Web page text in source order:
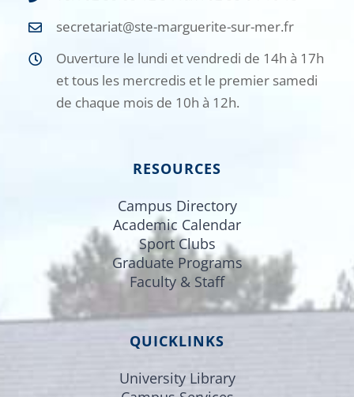
secretariat@ste-marguerite-sur-mer.fr
Ouverture le lundi et vendredi de 14h à 17h
et tous les mercredis et le premier samedi
de chaque mois de 10h à 12h.
RESOURCES
Campus Directory
Academic Calendar
Sport Clubs
Graduate Programs
Faculty & Staff
QUICKLINKS
University Library